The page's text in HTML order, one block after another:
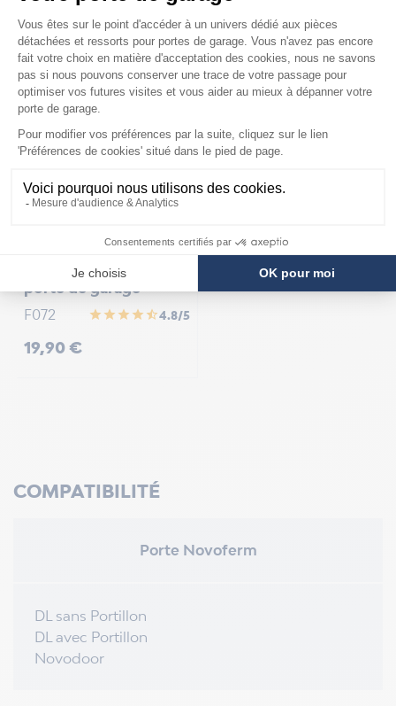
ACCESSOIRES
Lubrifiant spécial
porte de garage
F072
star star star star star_half4.8/5
Prix
19,90 €
COMPATIBILITÉ
Porte Novoferm
DL sans Portillon
DL avec Portillon
Novodoor